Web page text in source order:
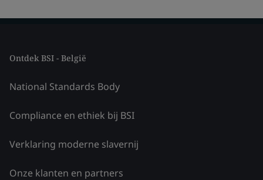
Ontdek BSI - België
National Standards Body
Compliance en ethiek bij BSI
Verklaring moderne slavernij
Onze klanten en partners